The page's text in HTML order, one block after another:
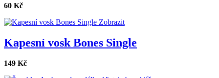
60 Kč
Zobrazit
Kapesní vosk Bones Single
149 Kč